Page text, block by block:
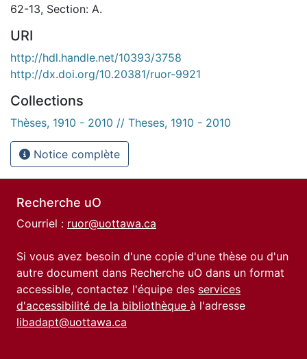
62-13, Section: A.
URI
http://hdl.handle.net/10393/3758
http://dx.doi.org/10.20381/ruor-9921
Collections
Thèses, 1910 - 2010 // Theses, 1910 - 2010
Notice complète
Recherche uO
Courriel : ruor@uottawa.ca
Si vous avez besoin d'une copie d'une thèse ou d'un
autre document dans Recherche uO dans un format
accessible, contactez l'équipe des services
d'accessibilité de la bibliothèque à l'adresse
libadapt@uottawa.ca